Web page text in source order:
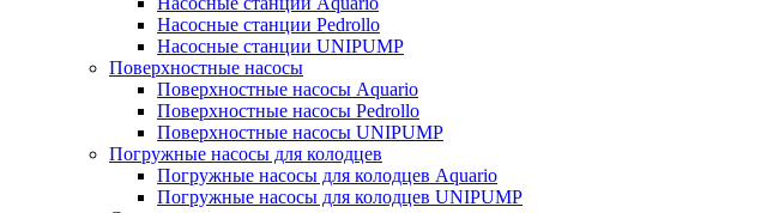
Насосные станции Pedrollo
Насосные станции UNIPUMP
Поверхностные насосы
Поверхностные насосы Aquario
Поверхностные насосы Pedrollo
Поверхностные насосы UNIPUMP
Погружные насосы для колодцев
Погружные насосы для колодцев Aquario
Погружные насосы для колодцев UNIPUMP